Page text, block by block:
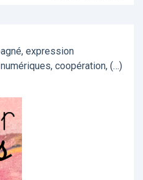
expression
coopération, (…)